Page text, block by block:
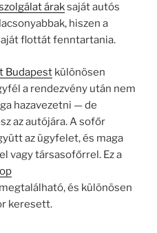
áraksaját autós
hiszen a
flottát fenntartania.
Budapest különösen
a rendezvény után nem
hazavezetni — de
az autójára. A sofőr
az ügyfelet, és maga
vagy társasofőrrel. Ez a
és különösen
keresett.